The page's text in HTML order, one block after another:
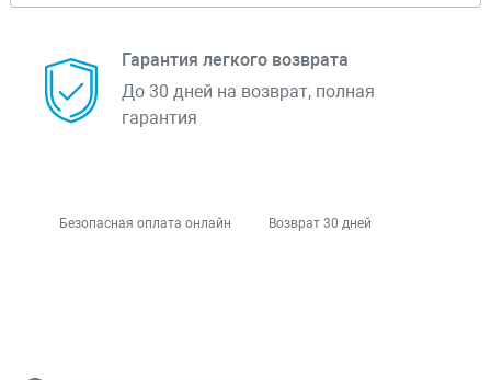
Гарантия легкого возврата
До 30 дней на возврат, полная
гарантия
Безопасная оплата онлайн Возврат 30 дней